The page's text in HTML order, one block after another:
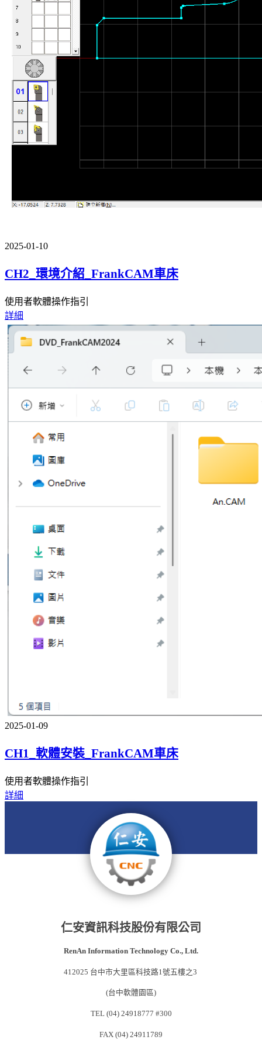
2025-01-10
CH2_環境介紹_FrankCAM車床
使用者軟體操作指引
詳細
2025-01-09
CH1_軟體安裝_FrankCAM車床
使用者軟體操作指引
詳細
仁安資訊科技股份有限公司
RenAn Information Technology Co., Ltd.
412025 台中市大里區科技路1號五樓之3
(台中軟體園區)
TEL (04) 24918777 #300
FAX (04) 24911789